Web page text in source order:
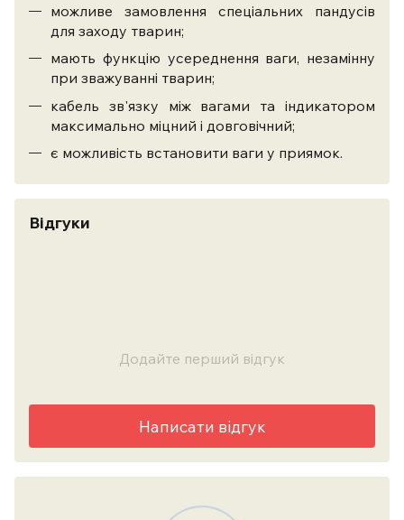
можливе замовлення спеціальних пандусів
для заходу тварин;
мають функцію усереднення ваги, незамінну
при зважуванні тварин;
кабель зв'язку між вагами та індикатором
максимально міцний і довговічний;
є можливість встановити ваги у приямок.
Відгуки
Додайте перший відгук
Написати відгук